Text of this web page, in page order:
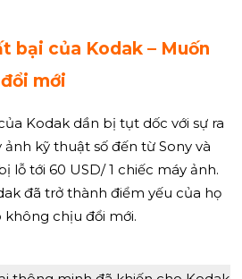
bại của Kodak – Muốn
mới
Kodak dần bị tụt dốc với sự ra
kỹ thuật số đến từ Sony và
lỗ tới 60 USD/ 1 chiếc máy ảnh.
đã trở thành điểm yếu của họ
chịu đổi mới.